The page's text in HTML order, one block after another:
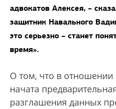
адвокатов Алексея, –
защитник Навального
это серьезно – станет
время».
О том, что в отношении
начата
разглашения данных